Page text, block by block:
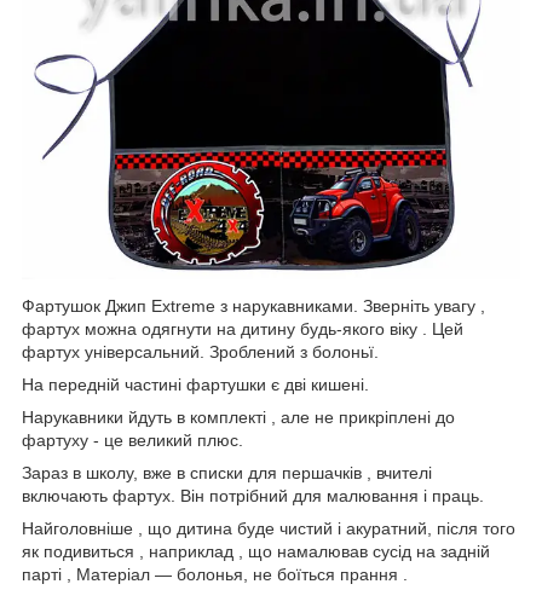
Фартушок Джип Extreme з нарукавниками. Зверніть увагу ,
фартух можна одягнути на дитину будь-якого віку . Цей
фартух універсальний. Зроблений з болоньї.
На передній частині фартушки є дві кишені.
Нарукавники йдуть в комплекті , але не прикріплені до
фартуху - це великий плюс.
Зараз в школу, вже в списки для першачків , вчителі
включають фартух. Він потрібний для малювання і праць.
Найголовніше , що дитина буде чистий і акуратний, після того
як подивиться , наприклад , що намалював сусід на задній
парті , Матеріал ― болонья, не боїться прання .